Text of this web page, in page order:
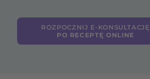
ROZPOCZNIJ E-KONSULTACJĘ
PO RECEPTĘ ONLINE